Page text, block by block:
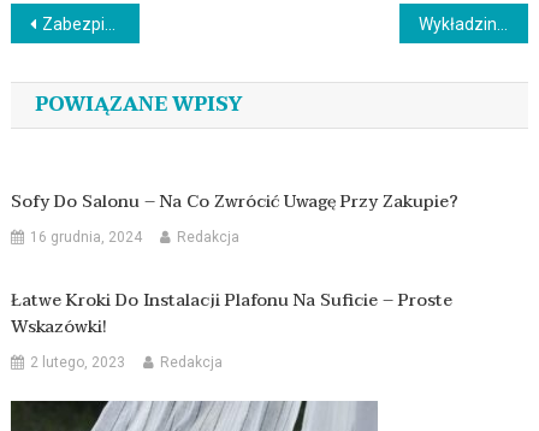
Nawigacja
wpisu
Zabezpieczenia i utrzymanie podłóg szklanych: Poradnik dla właścicieli
POWIĄZANE WPISY
Sofy Do Salonu – Na Co Zwrócić Uwagę Przy Zakupie?
16 grudnia, 2024 Redakcja
Łatwe Kroki Do Instalacji Plafonu Na Suficie – Proste
Wskazówki!
2 lutego, 2023 Redakcja